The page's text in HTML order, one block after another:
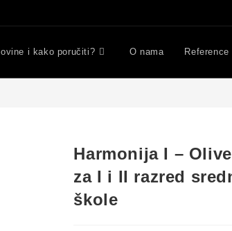
i kako poručiti? O nama Reference
Harmonija I –
za I i II razred
škole